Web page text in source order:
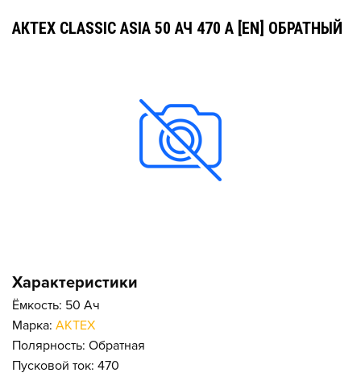
АКТЕХ CLASSIC ASIA 50 АЧ 470 А [EN] ОБРАТНЫЙ
Характеристики
Ёмкость: 50 Ач
Марка: АКТЕХ
Полярность: Обратная
Пусковой ток: 470